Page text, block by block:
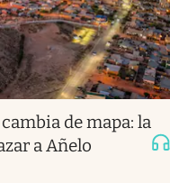
de mapa: la
a Añelo